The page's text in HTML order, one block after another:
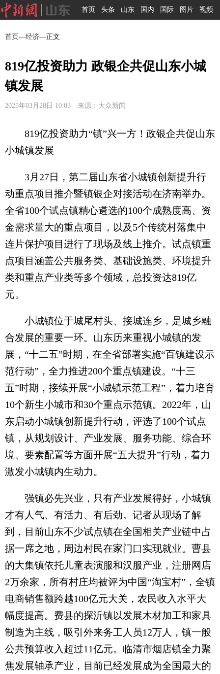
首页 头条 山东 国内 国际 图片 视频
首页—经济—正文
819亿投资助力 政银企共促山东小城
镇发展
2025年03月28日 10:03 来源：大众新闻
819亿投资助力“镇”兴一方！政银企共促山东
小城镇发展
3月27日，第二届山东省小城镇创新提升行
动重点项目推介暨镇银企对接活动在济南举办。
全省100个试点镇精心遴选的100个成熟度高、资
金需求量大的重点项目，以及5个传统村落集中
连片保护项目进行了现场及线上推介。试点镇重
点项目涵盖公共服务类、基础设施类、环境提升
类和重点产业类等多个领域，总投资达819亿
元。
小城镇位于城尾村头、接城连乡，是城乡融
合发展的重要一环。山东历来重视小城镇的发
展，“十二五”时期，在全省部署实施“百镇建设示
范行动”，全力推进200个重点镇建设。“十三
五”时期，接续开展“小城镇示范工程”，着力培育
10个新生小城市和30个重点示范镇。2022年，山
东启动小城镇创新提升行动，评选了100个试点
镇，从规划设计、产业发展、服务功能、综合环
境、要素配置等方面开展“五大提升”行动，着力
激发小城镇内生动力。
强镇必先兴业，只有产业发展得好，小城镇
才有人气、有活力、有后劲。记者从现场了解
到，目前山东不少试点镇在全国相关产业链中占
据一席之地，周边村民在家门口实现就业。曹县
的大集镇依托儿童表演服和汉服产业，注册网店
2万余家，所有村庄均被评为中国“淘宝村”，全镇
电商销售额跨越100亿元大关，农民收入水平大
幅度提高。费县的探沂镇以发展木材加工和家具
制造为主线，吸引外来务工人员12万人，镇一般
公共预算收入超过11亿元。临清市烟店镇全力聚
焦发展轴承产业，目前已经发展成为全国最大的